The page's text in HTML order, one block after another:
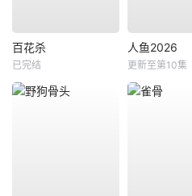
百花杀
已完结
人鱼2026
更新至第10集